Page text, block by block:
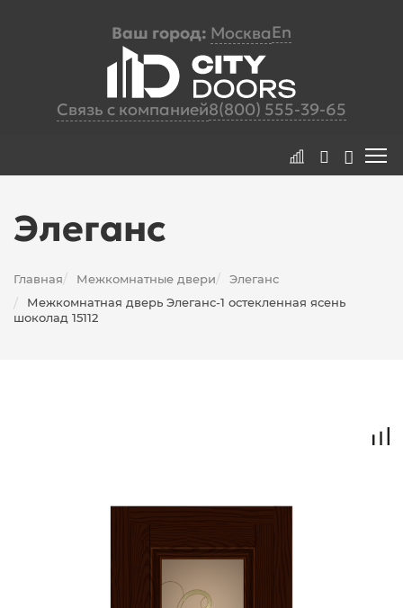
Ваш город: МоскваEn
Связь с компанией8(800) 555-39-65
Элеганс
Главная/ Межкомнатные двери/ Элеганс
/
Межкомнатная дверь Элеганс-1 остекленная ясень
шоколад 15112